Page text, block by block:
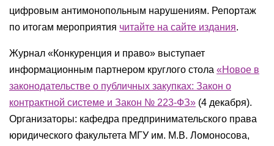
цифровым антимонопольным нарушениям. Репортаж
по итогам мероприятия читайте на сайте издания.
Журнал «Конкуренция и право» выступает
информационным партнером круглого стола «Новое в
законодательстве о публичных закупках: Закон о
контрактной системе и Закон № 223-ФЗ» (4 декабря).
Организаторы: кафедра предпринимательского права
юридического факультета МГУ им. М.В. Ломоносова,